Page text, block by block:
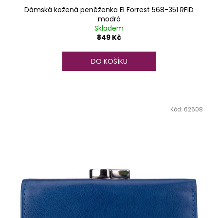
Dámská kožená peněženka El Forrest 568-351 RFID
modrá
Skladem
849 Kč
DO KOŠÍKU
Kód: 62608